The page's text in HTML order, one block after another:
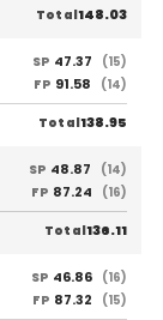
Total148.03
SP 47.37
(15)
FP 91.58 (14)
Total138.95
SP 48.87
(14)
FP 87.24 (16)
Total136.11
SP 46.86 (16)
FP 87.32 (15)